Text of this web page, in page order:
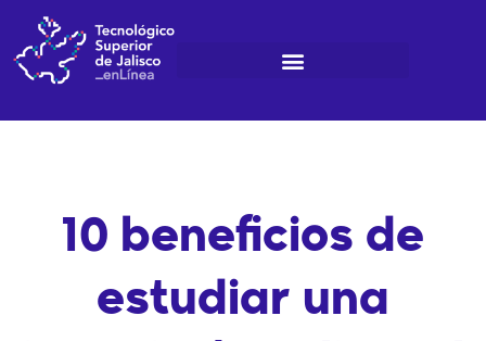
contenido
10 beneficios de
estudiar una